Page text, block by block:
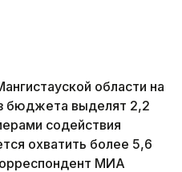
области на
бюджета выделят 2,2
содействия
охватить более 5,6
МИА